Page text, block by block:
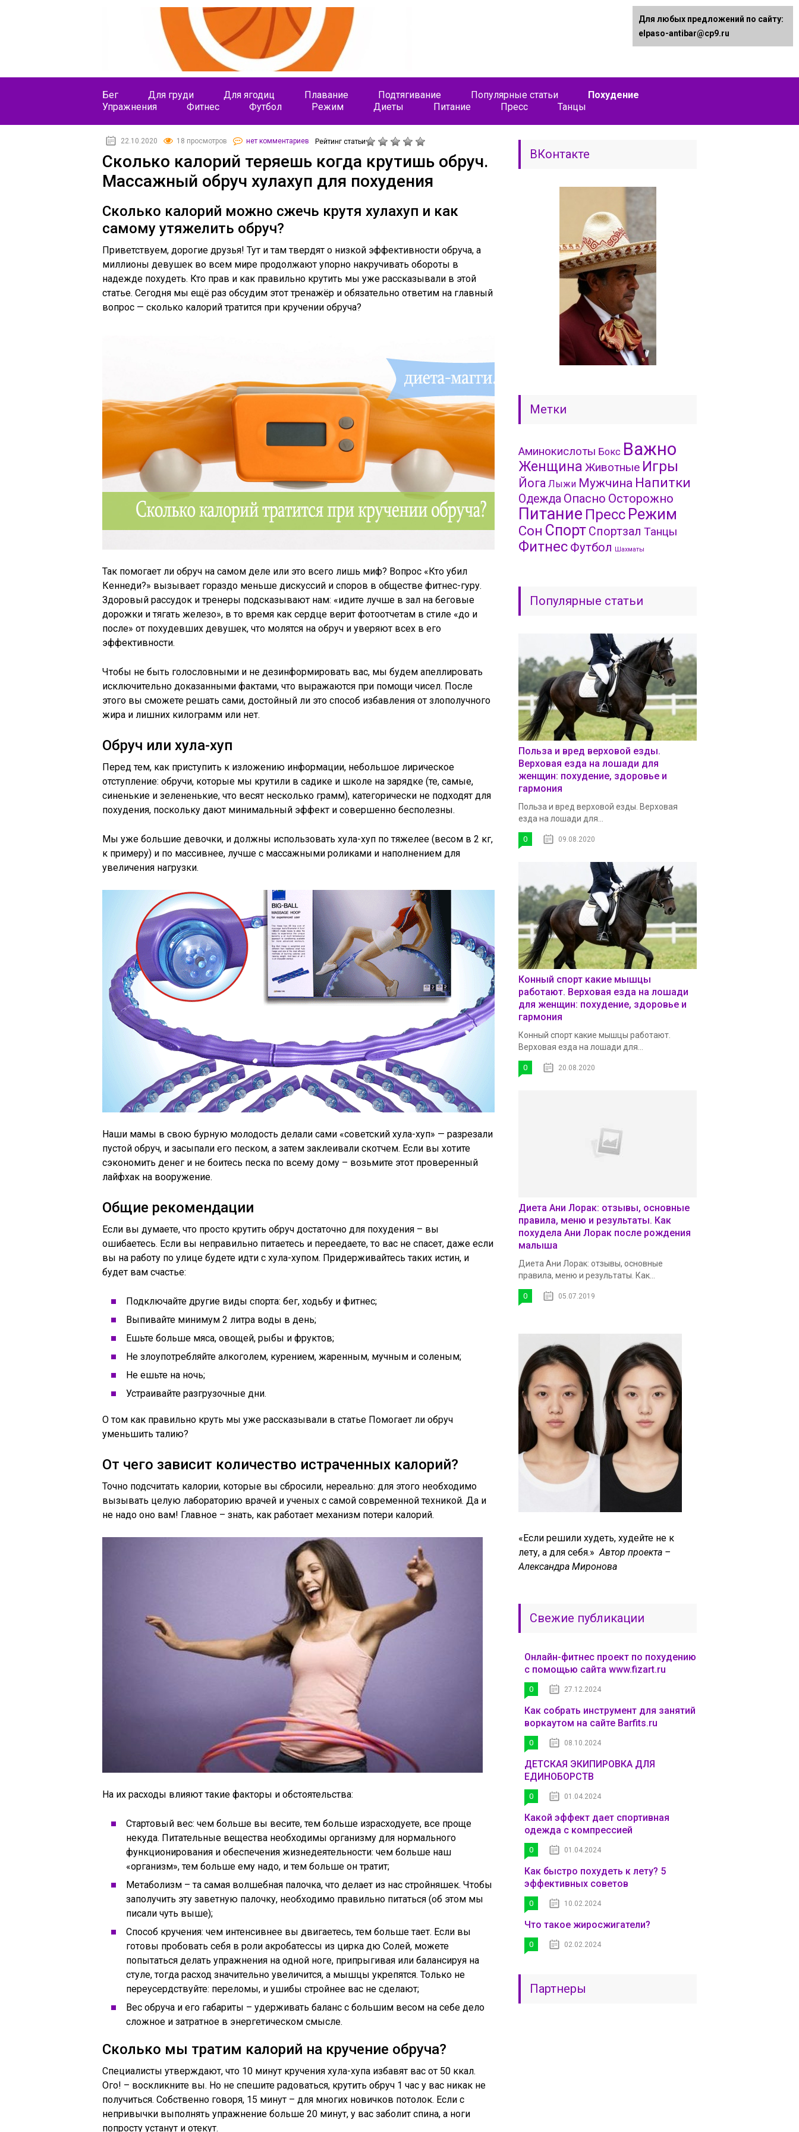
Бег Для груди Для ягодиц Плавание Подтягивание Популярные статьи
Похудение
Упражнения
Фитнес Футбол Режим Диеты Питание Пресс Танцы
22.10.2020 18 просмотров нет комментариев Рейтинг статьи
Сколько калорий теряешь когда крутишь обруч.
Массажный обруч хулахуп для похудения
Сколько калорий можно сжечь крутя хулахуп и как
самому утяжелить обруч?
Приветствуем, дорогие друзья! Тут и там твердят о низкой эффективности обруча, а
миллионы девушек во всем мире продолжают упорно накручивать обороты в
надежде похудеть. Кто прав и как правильно крутить мы уже рассказывали в этой
статье. Сегодня мы ещё раз обсудим этот тренажёр и обязательно ответим на главный
вопрос — сколько калорий тратится при кручении обруча?
Так помогает ли обруч на самом деле или это всего лишь миф? Вопрос «Кто убил
Кеннеди?» вызывает гораздо меньше дискуссий и споров в обществе фитнес-гуру.
Здоровый рассудок и тренеры подсказывают нам: «идите лучше в зал на беговые
дорожки и тягать железо», в то время как сердце верит фотоотчетам в стиле «до и
после» от похудевших девушек, что молятся на обруч и уверяют всех в его
эффективности.
Чтобы не быть голословными и не дезинформировать вас, мы будем апеллировать
исключительно доказанными фактами, что выражаются при помощи чисел. После
этого вы сможете решать сами, достойный ли это способ избавления от злополучного
жира и лишних килограмм или нет.
Обруч или хула-хуп
Перед тем, как приступить к изложению информации, небольшое лирическое
отступление: обручи, которые мы крутили в садике и школе на зарядке (те, самые,
синенькие и зелененькие, что весят несколько грамм), категорически не подходят для
похудения, поскольку дают минимальный эффект и совершенно бесполезны.
Мы уже большие девочки, и должны использовать хула-хуп по тяжелее (весом в 2 кг,
к примеру) и по массивнее, лучше с массажными роликами и наполнением для
увеличения нагрузки.
Наши мамы в свою бурную молодость делали сами «советский хула-хуп» — разрезали
пустой обруч, и засыпали его песком, а затем заклеивали скотчем. Если вы хотите
сэкономить денег и не боитесь песка по всему дому – возьмите этот проверенный
лайфхак на вооружение.
Общие рекомендации
Если вы думаете, что просто крутить обруч достаточно для похудения – вы
ошибаетесь. Если вы неправильно питаетесь и переедаете, то вас не спасет, даже если
вы на работу по улице будете идти с хула-хупом. Придерживайтесь таких истин, и
будет вам счастье:
Подключайте другие виды спорта: бег, ходьбу и фитнес;
Выпивайте минимум 2 литра воды в день;
Ешьте больше мяса, овощей, рыбы и фруктов;
Не злоупотребляйте алкоголем, курением, жаренным, мучным и соленым;
Не ешьте на ночь;
Устраивайте разгрузочные дни.
О том как правильно круть мы уже рассказывали в статье Помогает ли обруч
уменьшить талию?
От чего зависит количество истраченных калорий?
Точно подсчитать калории, которые вы сбросили, нереально: для этого необходимо
вызывать целую лабораторию врачей и ученых с самой современной техникой. Да и
не надо оно вам! Главное – знать, как работает механизм потери калорий.
На их расходы влияют такие факторы и обстоятельства:
Стартовый вес: чем больше вы весите, тем больше израсходуете, все проще
некуда. Питательные вещества необходимы организму для нормального
функционирования и обеспечения жизнедеятельности: чем больше наш
«организм», тем больше ему надо, и тем больше он тратит;
Метаболизм – та самая волшебная палочка, что делает из нас стройняшек. Чтобы
заполучить эту заветную палочку, необходимо правильно питаться (об этом мы
писали чуть выше);
Способ кручения: чем интенсивнее вы двигаетесь, тем больше тает. Если вы
готовы пробовать себя в роли акробатессы из цирка дю Солей, можете
попытаться делать упражнения на одной ноге, припрыгивая или балансируя на
стуле, тогда расход значительно увеличится, а мышцы укрепятся. Только не
переусердствуйте: переломы, и ушибы стройнее вас не сделают;
Вес обруча и его габариты – удерживать баланс с большим весом на себе дело
сложное и затратное в энергетическом смысле.
Сколько мы тратим калорий на кручение обруча?
Специалисты утверждают, что 10 минут кручения хула-хупа избавят вас от 50 ккал.
Ого! – воскликните вы. Но не спешите радоваться, крутить обруч 1 час у вас никак не
получиться. Собственно говоря, 15 минут – для многих новичков потолок. Если с
непривычки выполнять упражнение больше 20 минут, у вас заболит спина, а ноги
попросту устанут и отекут.
ВКонтакте
Метки
Аминокислоты Бокс Важно
Женщина Животные Игры
Йога Лыжи Мужчина Напитки
Одежда Опасно Осторожно
Питание Пресс Режим
Сон Спорт Спортзал Танцы
Фитнес Футбол Шахматы
Популярные статьи
Польза и вред верховой езды.
Верховая езда на лошади для
женщин: похудение, здоровье и
гармония
Польза и вред верховой езды. Верховая
езда на лошади для...
0 09.08.2020
Конный спорт какие мышцы
работают. Верховая езда на лошади
для женщин: похудение, здоровье и
гармония
Конный спорт какие мышцы работают.
Верховая езда на лошади для...
0 20.08.2020
Диета Ани Лорак: отзывы, основные
правила, меню и результаты. Как
похудела Ани Лорак после рождения
малыша
Диета Ани Лорак: отзывы, основные
правила, меню и результаты. Как...
0 05.07.2019
«Если решили худеть, худейте не к
лету, а для себя.»Автор проекта –
Александра Миронова
Свежие публикации
Онлайн-фитнес проект по похудению
с помощью сайта www.fizart.ru
0 27.12.2024
Как собрать инструмент для занятий
воркаутом на сайте Barfits.ru
0 08.10.2024
ДЕТСКАЯ ЭКИПИРОВКА ДЛЯ
ЕДИНОБОРСТВ
0 01.04.2024
Какой эффект дает спортивная
одежда с компрессией
0 01.04.2024
Как быстро похудеть к лету? 5
эффективных советов
0 10.02.2024
Что такое жиросжигатели?
0 02.02.2024
Партнеры
Для любых предложений по сайту:
elpaso-antibar@cp9.ru